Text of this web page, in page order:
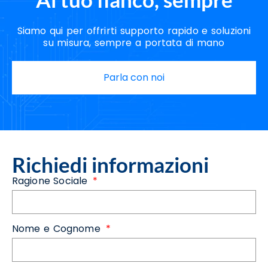
Siamo qui per offrirti supporto rapido e soluzioni
su misura, sempre a portata di mano
Parla con noi
Richiedi informazioni
Ragione Sociale
Nome e Cognome